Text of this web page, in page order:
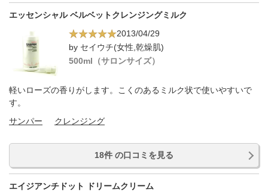
エッセンシャル ベルベットクレンジングミルク
2013/04/29
by セイウチ(女性,乾燥肌)
500ml（サロンサイズ）
軽いローズの香りがします。こくのあるミルク状で使いやすいで
す。
サンパー
クレンジング
18件 の口コミを見る
エイジアンチドット ドリームクリーム